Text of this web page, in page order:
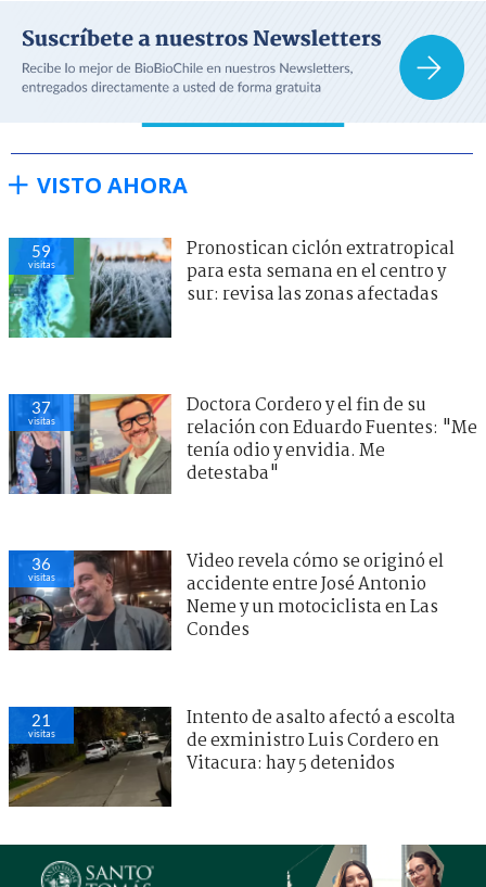
VISTO AHORA
59
visitas
Pronostican ciclón extratropical
para esta semana en el centro y
sur: revisa las zonas afectadas
37
visitas
Doctora Cordero y el fin de su
relación con Eduardo Fuentes: "Me
tenía odio y envidia. Me
detestaba"
36
visitas
Video revela cómo se originó el
accidente entre José Antonio
Neme y un motociclista en Las
Condes
21
visitas
Intento de asalto afectó a escolta
de exministro Luis Cordero en
Vitacura: hay 5 detenidos